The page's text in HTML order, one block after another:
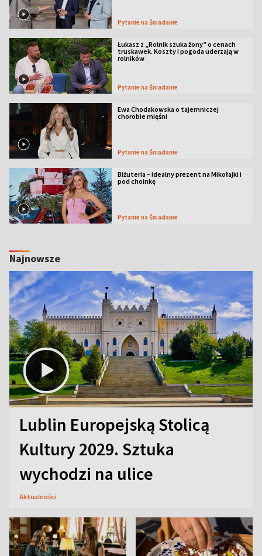
Pytanie na Śniadanie
Łukasz z „Rolnik szuka żony” o cenach
truskawek. Koszty i pogoda uderzają w
rolników
Pytanie na Śniadanie
Ewa Chodakowska o tajemniczej
chorobie mięśni
Pytanie na Śniadanie
Biżuteria – idealny prezent na Mikołajki i
pod choinkę
Pytanie na Śniadanie
Najnowsze
Lublin Europejską Stolicą
Kultury 2029. Sztuka
wychodzi na ulice
Aktualności